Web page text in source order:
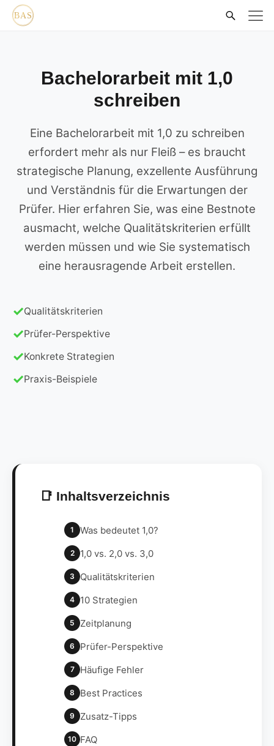
Bachelorarbeit mit 1,0
schreiben
Eine Bachelorarbeit mit 1,0 zu schreiben
erfordert mehr als nur Fleiß – es braucht
strategische Planung, exzellente Ausführung
und Verständnis für die Erwartungen der
Prüfer. Hier erfahren Sie, was eine Bestnote
ausmacht, welche Qualitätskriterien erfüllt
werden müssen und wie Sie systematisch
eine herausragende Arbeit erstellen.
Qualitätskriterien
Prüfer-Perspektive
Konkrete Strategien
Praxis-Beispiele
📑 Inhaltsverzeichnis
1 Was bedeutet 1,0?
2 1,0 vs. 2,0 vs. 3,0
3 Qualitätskriterien
4 10 Strategien
5 Zeitplanung
6 Prüfer-Perspektive
7 Häufige Fehler
8 Best Practices
9 Zusatz-Tipps
10 FAQ